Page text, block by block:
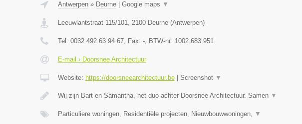
Antwerpen» Deurne| Google maps ▼
Leeuwlantstraat 115/101, 2100 Deurne(Antwerpen)
Tel: 0032 492 63 94 67, Fax: -, BTW-nr: 1002.683.951
E-mail › Doorsnee Architectuur
Website: https://doorsneearchitectuur.be| Screenshot ▼
Wij zijn Bart en Samantha, het duo achter Doorsnee Architectuur. Samen ▼
Particuliere woningen, Residentiële projecten, Nieuwbouwwoningen, ▼